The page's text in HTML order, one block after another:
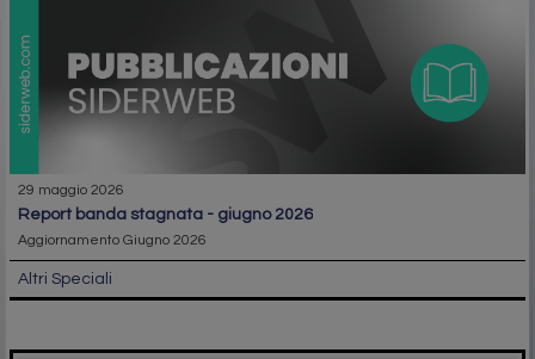
29 maggio 2026
report banda stagnata - giugno 2026
Aggiornamento Giugno 2026
Altri Speciali